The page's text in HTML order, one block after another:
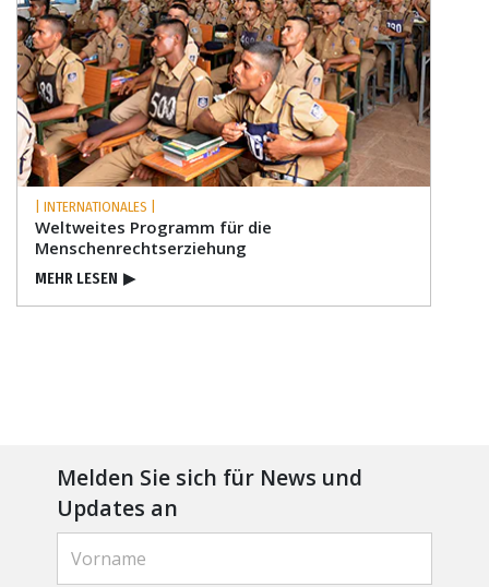
| INTERNATIONALES |
Weltweites Programm für die
Menschenrechts­erziehung
MEHR LESEN ▶
Melden Sie sich für News und
Updates an